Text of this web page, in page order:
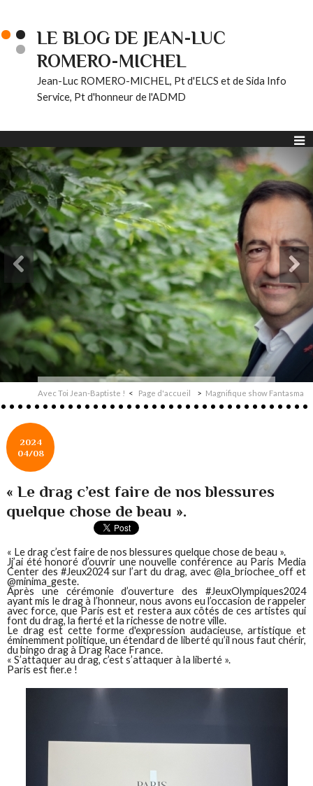
LE BLOG DE JEAN-LUC
ROMERO-MICHEL
Jean-Luc ROMERO-MICHEL, Pt d'ELCS et de Sida Info
Service, Pt d'honneur de l'ADMD
Avec Toi Jean-Baptiste ! Page d'accueil Magnifique show Fantasma
2024
04/08
« Le drag c’est faire de nos blessures
quelque chose de beau ».
« Le drag c’est faire de nos blessures quelque chose de beau ».
Jj’ai été honoré d’ouvrir une nouvelle conférence au Paris Media
Center des #Jeux2024 sur l’art du drag, avec @la_briochee_off et
@minima_geste.
Après une cérémonie d’ouverture des #JeuxOlympiques2024
ayant mis le drag à l’honneur, nous avons eu l’occasion de rappeler
avec force, que Paris est et restera aux côtés de ces artistes qui
font du drag, la fierté et la richesse de notre ville.
Le drag est cette forme d'expression audacieuse, artistique et
éminemment politique, un étendard de liberté qu’il nous faut chérir,
du bingo drag à Drag Race France.
« S’attaquer au drag, c’est s’attaquer à la liberté ».
Paris est fier.e !